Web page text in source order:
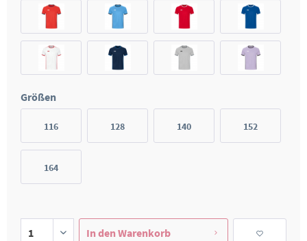
Größen
116 128 140 152
164
In den Warenkorb